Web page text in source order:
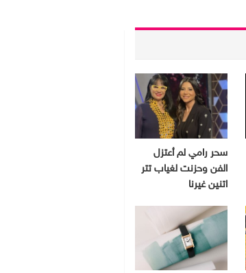
سحر رامي لم أعتزل
الفن وحزنت لغياب تتر
اتنين غيرنا